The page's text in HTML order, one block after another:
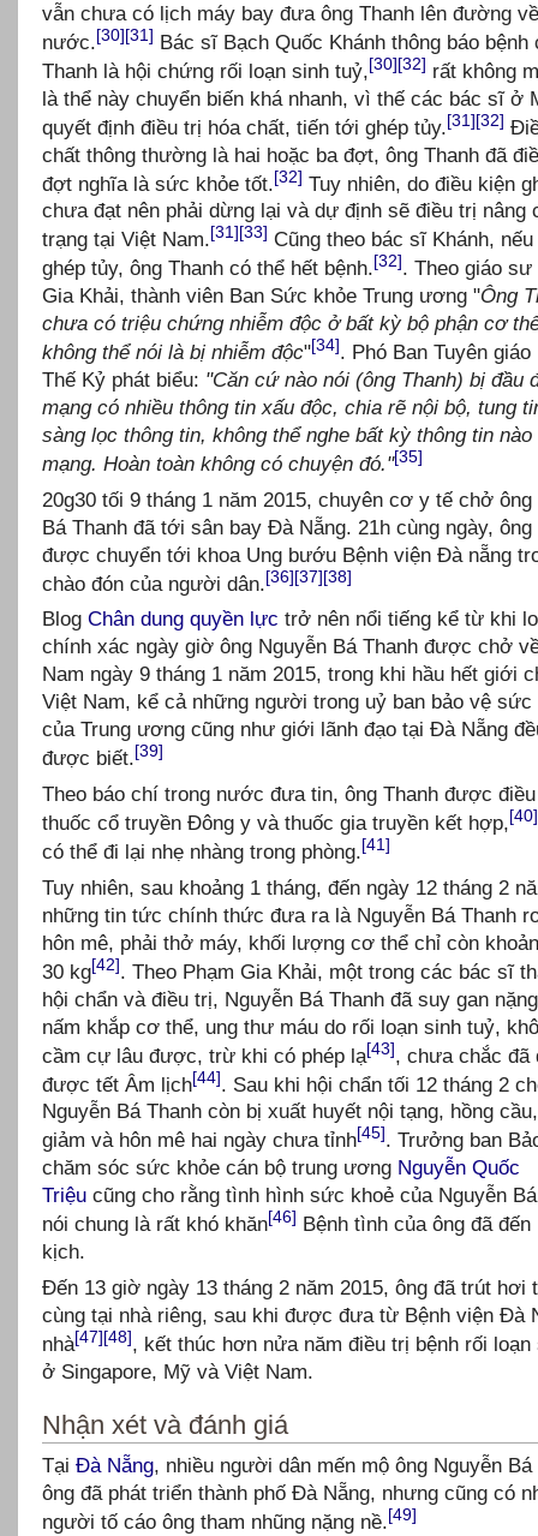
vẫn chưa có lịch máy bay đưa ông Thanh lên đường về
nước.[30][31] Bác sĩ Bạch Quốc Khánh thông báo bệnh
Thanh là hội chứng rối loạn sinh tuỷ,[30][32] rất không
là thể này chuyển biến khá nhanh, vì thế các bác sĩ ở
quyết định điều trị hóa chất, tiến tới ghép tủy.[31][32]
chất thông thường là hai hoặc ba đợt, ông Thanh đã
đợt nghĩa là sức khỏe tốt.[32] Tuy nhiên, do điều kiện
chưa đạt nên phải dừng lại và dự định sẽ điều trị nâng
trạng tại Việt Nam.[31][33] Cũng theo bác sĩ Khánh,
ghép tủy, ông Thanh có thể hết bệnh.[32]. Theo giáo sư
Gia Khải, thành viên Ban Sức khỏe Trung ương "Ông
chưa có triệu chứng nhiễm độc ở bất kỳ bộ phận cơ
không thể nói là bị nhiễm độc"[34]. Phó Ban Tuyên giáo
Thế Kỷ phát biểu: "Căn cứ nào nói (ông Thanh) bị đầu
mạng có nhiều thông tin xấu độc, chia rẽ nội bộ, tung
sàng lọc thông tin, không thể nghe bất kỳ thông tin nào
mạng. Hoàn toàn không có chuyện đó."[35]
20g30 tối 9 tháng 1 năm 2015, chuyên cơ y tế chở ông
Bá Thanh đã tới sân bay Đà Nẵng. 21h cùng ngày, ông
được chuyển tới khoa Ung bướu Bệnh viện Đà nẵng
chào đón của người dân.[36][37][38]
Blog Chân dung quyền lực trở nên nổi tiếng kể từ khi
chính xác ngày giờ ông Nguyễn Bá Thanh được chở
Nam ngày 9 tháng 1 năm 2015, trong khi hầu hết giới
Việt Nam, kể cả những người trong uỷ ban bảo vệ sức
của Trung ương cũng như giới lãnh đạo tại Đà Nẵng
được biết.[39]
Theo báo chí trong nước đưa tin, ông Thanh được
thuốc cổ truyền Đông y và thuốc gia truyền kết hợp,[40]
có thể đi lại nhẹ nhàng trong phòng.[41]
Tuy nhiên, sau khoảng 1 tháng, đến ngày 12 tháng 2
những tin tức chính thức đưa ra là Nguyễn Bá Thanh
hôn mê, phải thở máy, khối lượng cơ thể chỉ còn
30 kg[42]. Theo Phạm Gia Khải, một trong các bác sĩ
hội chẩn và điều trị, Nguyễn Bá Thanh đã suy gan
nấm khắp cơ thể, ung thư máu do rối loạn sinh tuỷ,
cầm cự lâu được, trừ khi có phép lạ[43], chưa chắc đã
được tết Âm lịch[44]. Sau khi hội chẩn tối 12 tháng 2
Nguyễn Bá Thanh còn bị xuất huyết nội tạng, hồng
giảm và hôn mê hai ngày chưa tỉnh[45]. Trưởng ban
chăm sóc sức khỏe cán bộ trung ương Nguyễn Quốc
Triệu cũng cho rằng tình hình sức khoẻ của Nguyễn
nói chung là rất khó khăn[46] Bệnh tình của ông đã đến
kịch.
Đến 13 giờ ngày 13 tháng 2 năm 2015, ông đã trút hơi
cùng tại nhà riêng, sau khi được đưa từ Bệnh viện Đà
nhà[47][48], kết thúc hơn nửa năm điều trị bệnh rối loạn
ở Singapore, Mỹ và Việt Nam.
Nhận xét và đánh giá
Tại Đà Nẵng, nhiều người dân mến mộ ông Nguyễn
ông đã phát triển thành phố Đà Nẵng, nhưng cũng có
người tố cáo ông tham nhũng nặng nề.[49]